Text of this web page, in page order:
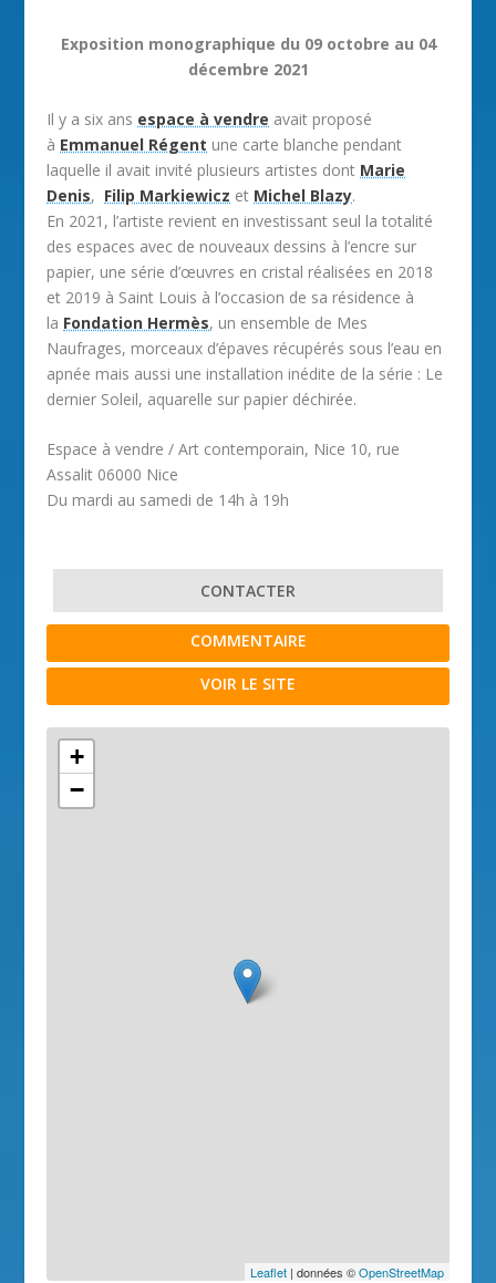
Exposition monographique du 09 octobre au 04
décembre 2021
Il y a six ans espace à vendre avait proposé
à Emmanuel Régent une carte blanche pendant
laquelle il avait invité plusieurs artistes dont Marie
Denis, Filip Markiewicz et Michel Blazy.
En 2021, l’artiste revient en investissant seul la totalité
des espaces avec de nouveaux dessins à l’encre sur
papier, une série d’œuvres en cristal réalisées en 2018
et 2019 à Saint Louis à l’occasion de sa résidence à
la Fondation Hermès, un ensemble de Mes
Naufrages, morceaux d’épaves récupérés sous l’eau en
apnée mais aussi une installation inédite de la série : Le
dernier Soleil, aquarelle sur papier déchirée.
Espace à vendre / Art contemporain, Nice 10, rue
Assalit 06000 Nice
Du mardi au samedi de 14h à 19h
CONTACTER
COMMENTAIRE
VOIR LE SITE
+
−
Leaflet| données ©OpenStreetMap